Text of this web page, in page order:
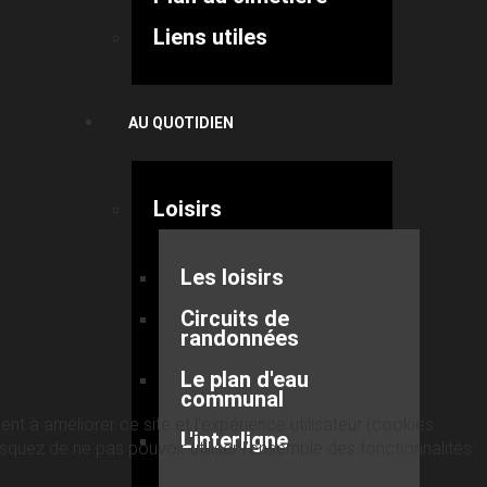
Liens utiles
AU QUOTIDIEN
Loisirs
Les loisirs
Circuits de
randonnées
Le plan d'eau
communal
L'interligne
à améliorer ce site et l’expérience utilisateur (cookies
de ne pas pouvoir utiliser l’ensemble des fonctionnalités